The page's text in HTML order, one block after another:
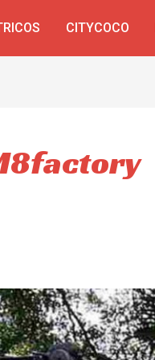
CITYCOCO